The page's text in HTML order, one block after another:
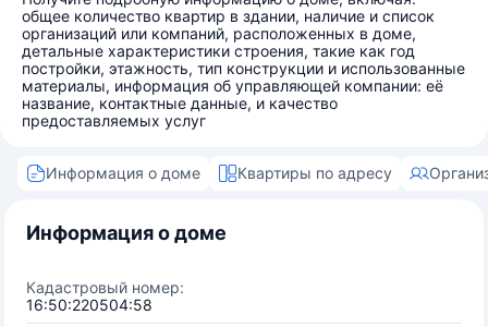
общее количество квартир в здании, наличие и список
организаций или компаний, расположенных в доме,
детальные характеристики строения, такие как год
постройки, этажность, тип конструкции и использованные
материалы, информация об управляющей компании: её
название, контактные данные, и качество
предоставляемых услуг
Информация о доме Квартиры по адресу
Информация о доме
Кадастровый номер:
16:50:220504:58